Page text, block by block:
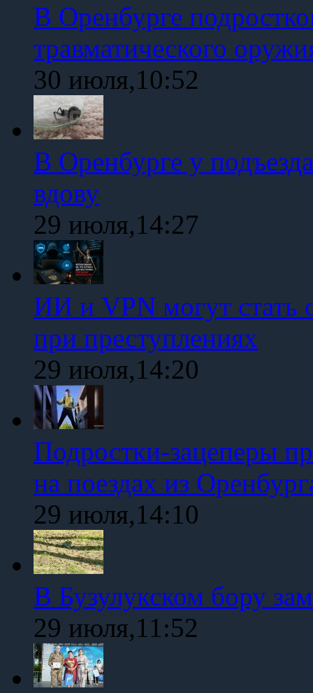
В Оренбурге
травматического
30 июля,10:52
В Оренбурге у
вдову
29 июля,14:27
ИИ и VPN могут стать
при преступлениях
29 июля,14:20
Подростки-зацеперы
на поездах из
29 июля,14:10
В Бузулукском бору
29 июля,11:52